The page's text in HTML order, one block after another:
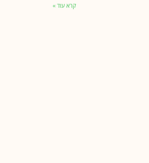
קרא עוד »